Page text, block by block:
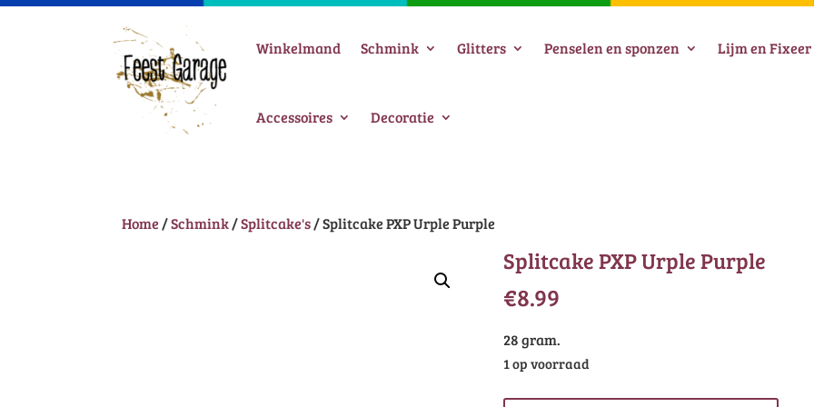
Winkelmand Schmink Glitters Penselen en sponzen Lijm en Fixeer
Accessoires Decoratie
Home /Schmink/Splitcake's/ Splitcake PXP Urple Purple
Splitcake PXP Urple Purple
€8.99
28 gram.
1 op voorraad